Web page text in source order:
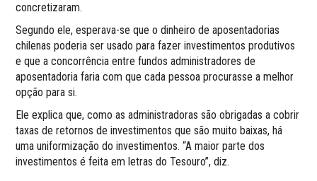
concretizaram.
Segundo ele, esperava-se que o dinheiro de aposentadorias
chilenas poderia ser usado para fazer investimentos produtivos
e que a concorrência entre fundos administradores de
aposentadoria faria com que cada pessoa procurasse a melhor
opção para si.
Ele explica que, como as administradoras são obrigadas a cobrir
taxas de retornos de investimentos que são muito baixas, há
uma uniformização do investimentos. “A maior parte dos
investimentos é feita em letras do Tesouro”, diz.